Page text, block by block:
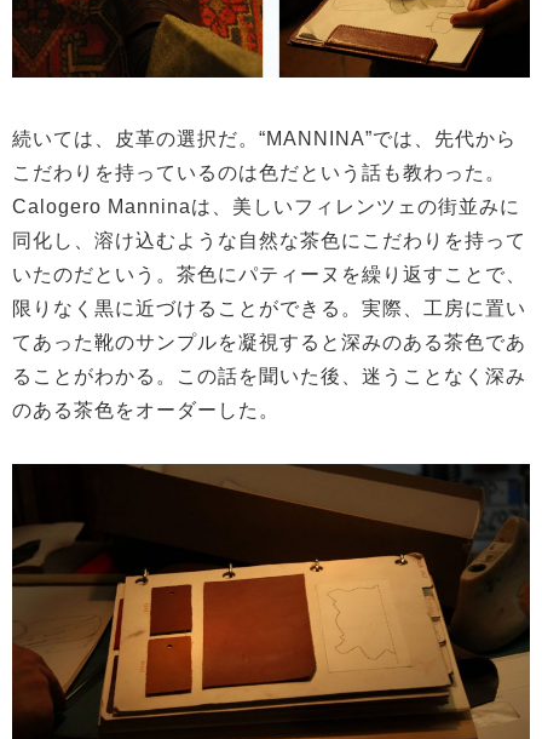
続いては、皮革の選択だ。“MANNINA”では、先代から
こだわりを持っているのは色だという話も教わった。
Calogero Manninaは、美しいフィレンツェの街並みに
同化し、溶け込むような自然な茶色にこだわりを持って
いたのだという。茶色にパティーヌを繰り返すことで、
限りなく黒に近づけることができる。実際、工房に置い
てあった靴のサンプルを凝視すると深みのある茶色であ
ることがわかる。この話を聞いた後、迷うことなく深み
のある茶色をオーダーした。